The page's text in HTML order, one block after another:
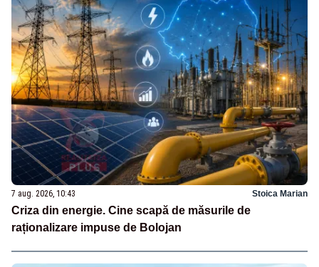
7 aug. 2026, 10:43 Stoica Marian
Criza din energie. Cine scapă de măsurile de
raționalizare impuse de Bolojan